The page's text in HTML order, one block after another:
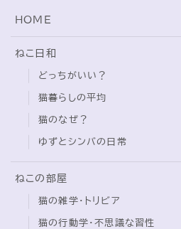
HOME
ねこ日和
どっちがいい？
猫暮らしの平均
猫のなぜ？
ゆずとシンバの日常
ねこの部屋
猫の雑学・トリビア
猫の行動学・不思議な習性